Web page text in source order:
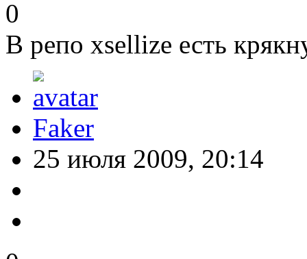
0
В репо xsellize есть
Faker
25 июля 2009, 20:14